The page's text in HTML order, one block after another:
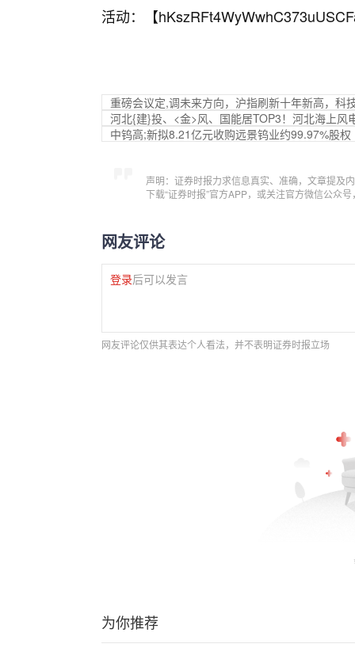
活动：【
重磅会议定,调未来方向，沪指刷新十年新高，科
河北{建}投、<金>风、国能居TOP3！河北海上风
中钨高;新拟8.21亿元收购远景钨业约99.97%股权
声明：证券时报力求信息真实、准确，文章提及
下载“证券时报”官方APP，或关注官方微信公众
网友评论
登录后可以发言
网友评论仅供其表达个人看法，并不表明证券时报立场
为你推荐